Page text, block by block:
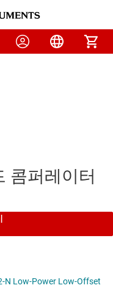
콤퍼레이터
N Low-Power Low-Offset